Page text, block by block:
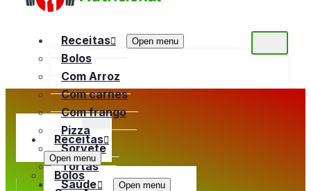
Receitas Open menu
Bolos
Com Arroz
Com carnes
Com frango
Pizza
Sorvete
Tortas
Saúde
Open menu
Receitas
Open menu
Bolos